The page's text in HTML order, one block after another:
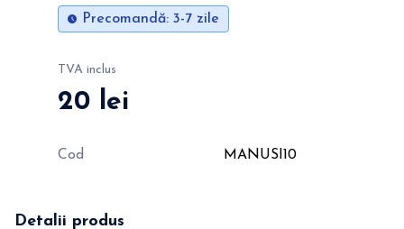
Precomandă: 3-7 zile
TVA inclus
20 lei
Cod MANUSI10
Detalii produs